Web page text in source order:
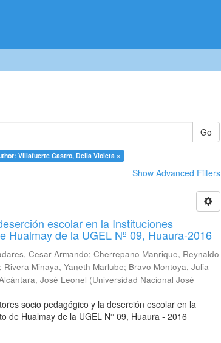
Go
Villafuerte Castro, Delia Violeta ×
Show Advanced Filters
escolar en la Instituciones
Hualmay de la UGEL Nº 09, Huaura-2016
Cesar Armando;Cherrepano Manrique, Reynaldo
; Rivera Minaya, Yaneth Marlube; Bravo Montoya, Julia
José Leonel (Universidad Nacional José
socio pedagógico y la deserción escolar en la
de Hualmay de la UGEL N° 09, Huaura - 2016